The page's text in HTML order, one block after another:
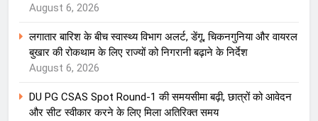
August 6, 2026
लगातार बारिश के बीच स्वास्थ्य विभाग अलर्ट, डेंगू, चिकनगुनिया और वायरल
बुखार की रोकथाम के लिए राज्यों को निगरानी बढ़ाने के निर्देश
August 6, 2026
DU PG CSAS Spot Round-1 की समयसीमा बढ़ी, छात्रों को आवेदन
और सीट स्वीकार करने के लिए मिला अतिरिक्त समय